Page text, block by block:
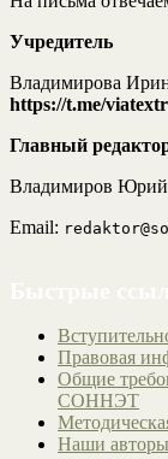
Учредитель
Владимирова
https://t.me/
Главный
Владимиров
Email:
Правовая
Общие
СОННЭТ
Наши авторы